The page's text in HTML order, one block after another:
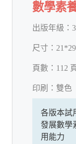
數學素
出版年級：
尺寸：
頁數： 112
印刷： 雙色
各版本試
發展數學
用能力